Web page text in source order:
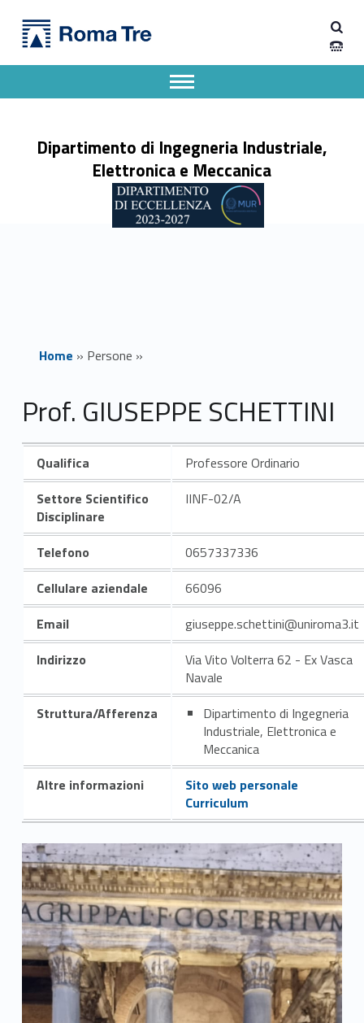
Prof. GIUSEPPE SCHETTINI - Dipartimento di Ingegneria Industriale, Elettronica e Meccanica
Dipartimento di Ingegneria Industriale, Elettronica e Meccanica dell'Università degli Studi Roma Tre
Dipartimento di Ingegneria Industriale,
Elettronica e Meccanica
Apri il menu secondario
Header info sidebar
Home » Persone »
Prof. GIUSEPPE SCHETTINI
Qualifica
Professore Ordinario
Settore Scientifico
Disciplinare
IINF-02/A
Telefono
0657337336
Cellulare aziendale
66096
Email
giuseppe.schettini@uniroma3.it
Indirizzo
Via Vito Volterra 62 - Ex Vasca
Navale
Struttura/Afferenza
Dipartimento di Ingegneria
Industriale, Elettronica e
Meccanica
Altre informazioni
Sito web personale
Curriculum